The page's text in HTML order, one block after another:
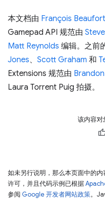
本文档由 François Beaufort
Gamepad API 规范由
Matt Reynolds 编辑。之前
Jones、 Scott Graham 和
Extensions 规范由
Laura Torrent Puig 拍摄。
该内容对
如未另行说明，那么本页面中的内
许可，并且代码示例已根据
参阅 Google 开发者网站政策。